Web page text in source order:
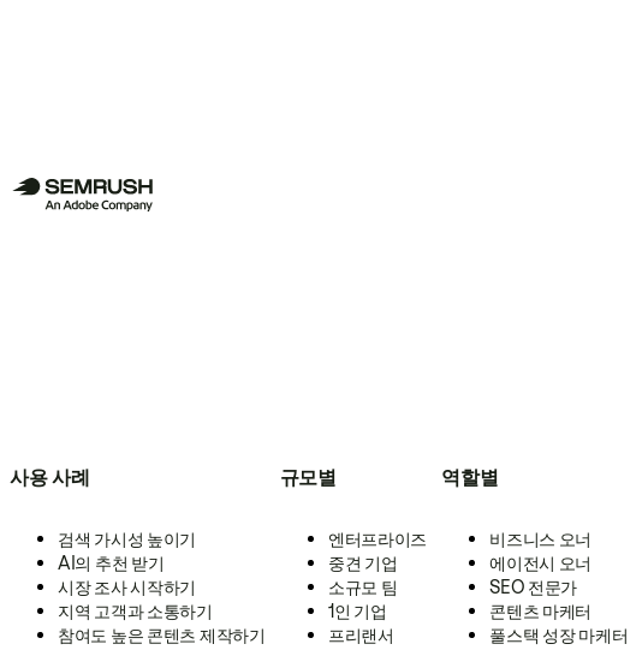
사용 사례
검색 가시성 높이기
AI의 추천 받기
시장 조사 시작하기
지역 고객과 소통하기
참여도 높은 콘텐츠 제작하기
규모별
엔터프라이즈
중견 기업
소규모 팀
1인 기업
프리랜서
역할별
비즈니스 오너
에이전시 오너
SEO 전문가
콘텐츠 마케터
풀스택 성장 마케터